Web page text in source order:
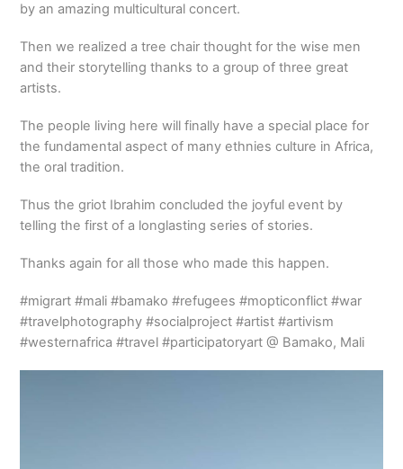
by an amazing multicultural concert.
Then we realized a tree chair thought for the wise men
and their storytelling thanks to a group of three great
artists.
The people living here will finally have a special place for
the fundamental aspect of many ethnies culture in Africa,
the oral tradition.
Thus the griot Ibrahim concluded the joyful event by
telling the first of a longlasting series of stories.
Thanks again for all those who made this happen.
#migrart #mali #bamako #refugees #mopticonflict #war
#travelphotography #socialproject #artist #artivism
#westernafrica #travel #participatoryart @ Bamako, Mali